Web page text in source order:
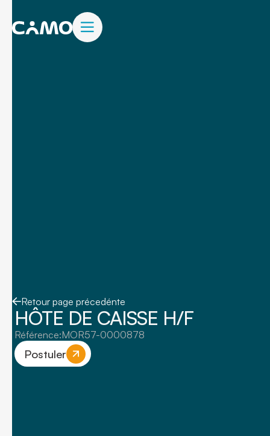
Retour page précedénte
HÔTE DE CAISSE H/F
Référence:MOR57-0000878
Postuler